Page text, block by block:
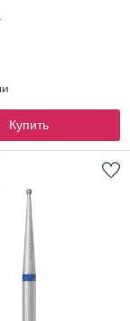
Купить